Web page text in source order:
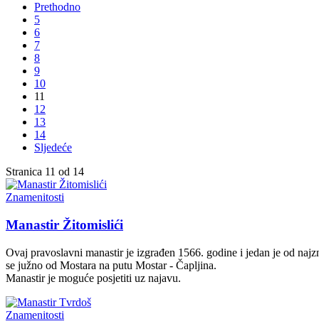
Prethodno
5
6
7
8
9
10
11
12
13
14
Sljedeće
Stranica 11 od 14
Znamenitosti
Manastir Žitomislići
Ovaj pravoslavni manastir je izgrađen 1566. godine i jedan je od
se južno od Mostara na putu Mostar - Čapljina.
Manastir je moguće posjetiti uz najavu.
Znamenitosti